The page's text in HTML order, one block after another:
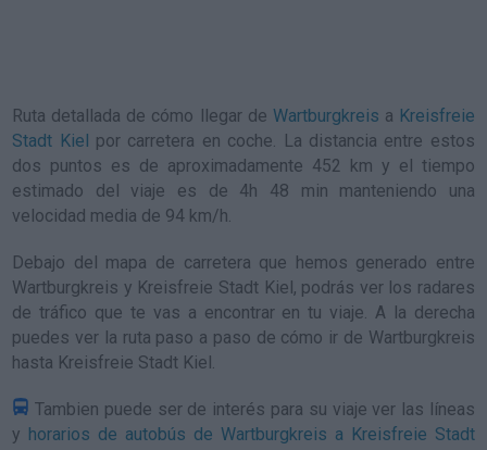
Ruta detallada de cómo llegar de Wartburgkreis a Kreisfreie
Stadt Kiel por carretera en coche. La distancia entre estos
dos puntos es de aproximadamente 452 km y el tiempo
estimado del viaje es de 4h 48 min manteniendo una
velocidad media de 94 km/h.
Debajo del mapa de carretera que hemos generado entre
Wartburgkreis y Kreisfreie Stadt Kiel, podrás ver los radares
de tráfico que te vas a encontrar en tu viaje. A la derecha
puedes ver la ruta paso a paso de cómo ir de Wartburgkreis
hasta Kreisfreie Stadt Kiel.
Tambien puede ser de interés para su viaje ver las líneas
y horarios de autobús de Wartburgkreis a Kreisfreie Stadt